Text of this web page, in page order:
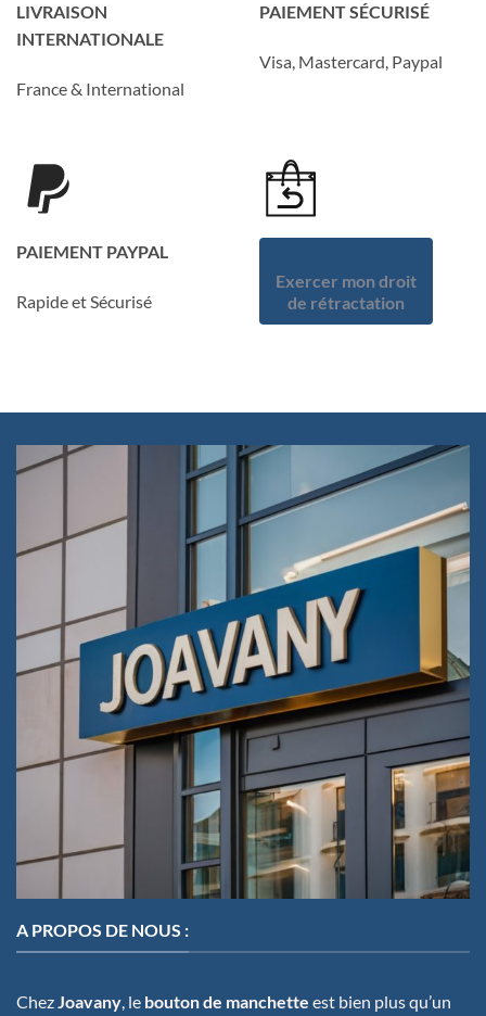
LIVRAISON
INTERNATIONALE
France & International
PAIEMENT SÉCURISÉ
Visa, Mastercard, Paypal
PAIEMENT PAYPAL
Rapide et Sécurisé
Exercer mon droit
de rétractation
A PROPOS DE NOUS :
ChezJoavany, le bouton de manchette est bien plus qu’un